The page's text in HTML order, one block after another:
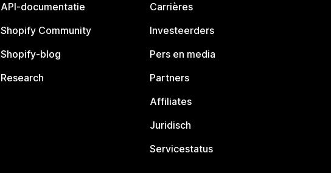
API-documentatie
Shopify Community
Shopify-blog
Research
Carrières
Investeerders
Pers en media
Partners
Affiliates
Juridisch
Servicestatus